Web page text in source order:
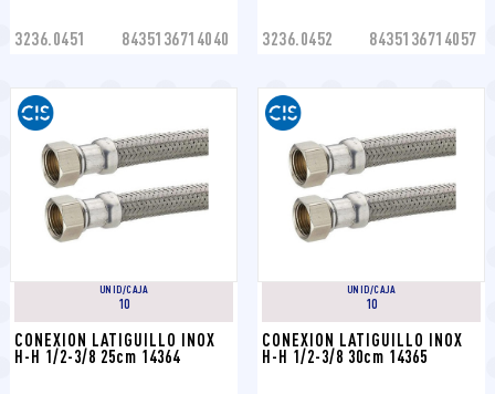
3236.0451 8435136714040 3236.0452 8435136714057
UNID/CAJA
10
CONEXION LATIGUILLO INOX
H-H 1/2-3/8 25cm 14364
UNID/CAJA
10
CONEXION LATIGUILLO INOX
H-H 1/2-3/8 30cm 14365